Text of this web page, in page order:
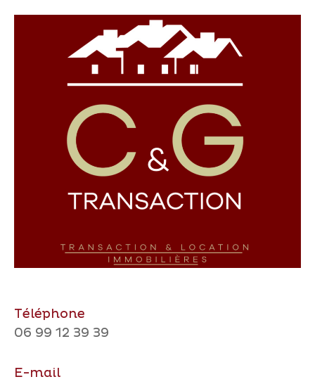
Téléphone
06 99 12 39 39
E-mail